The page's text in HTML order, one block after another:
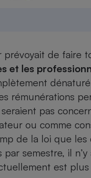
prévoyait de faire
et les
rémunérations
pas
ou comme
de la loi que
semestre, il
est plus
Complément
alimentaire
bouteille
Assurance emprunteur
Banque
Téléviseur
Matelas
Mutuelle
Antimoustique